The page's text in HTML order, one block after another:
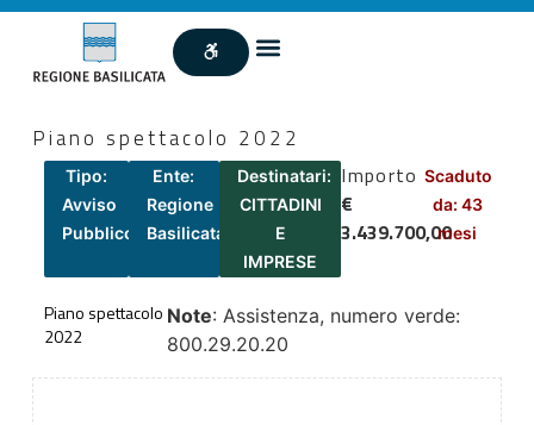
Piano spettacolo 2022
Tipo:
Avviso
Pubblico
Ente:
Regione
Basilicata
Destinatari:
CITTADINI
E
IMPRESE
Importo
€
3.439.700,00
Scaduto
da: 43
mesi
Piano spettacolo
2022
Note: Assistenza, numero verde:
800.29.20.20